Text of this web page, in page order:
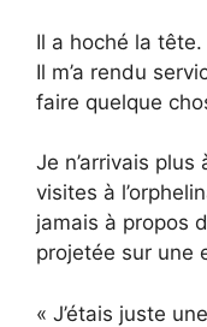
Il a hoché la tête.
Il m’a rendu
faire quelque
Je n’arrivais
visites à
jamais à propos
projetée sur une
« J’étais juste